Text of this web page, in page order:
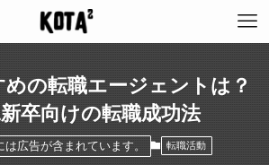
の転職エージェントは？
卒向けの転職成功法
広告が含まれています。 転職活動